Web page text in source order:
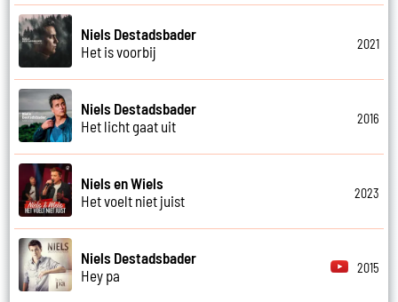
Niels Destadsbader
Het is voorbij
2021
Niels Destadsbader
Het licht gaat uit
2016
Niels en Wiels
Het voelt niet juist
2023
Niels Destadsbader
Hey pa
2015